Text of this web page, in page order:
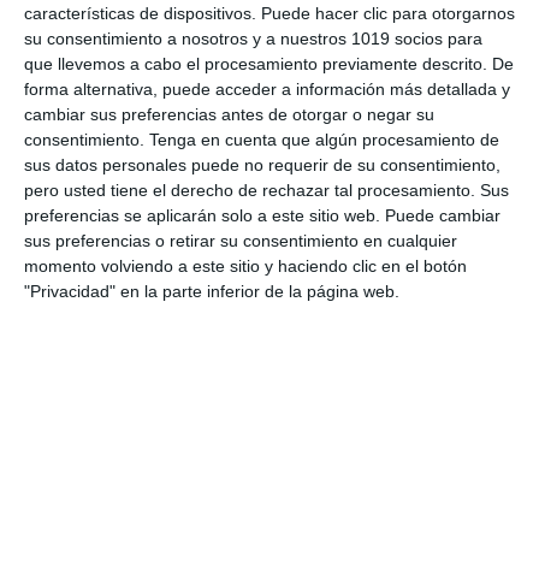
características de dispositivos. Puede hacer clic para otorgarnos
su consentimiento a nosotros y a nuestros 1019 socios para
que llevemos a cabo el procesamiento previamente descrito. De
forma alternativa, puede acceder a información más detallada y
cambiar sus preferencias antes de otorgar o negar su
consentimiento. Tenga en cuenta que algún procesamiento de
sus datos personales puede no requerir de su consentimiento,
pero usted tiene el derecho de rechazar tal procesamiento. Sus
preferencias se aplicarán solo a este sitio web. Puede cambiar
sus preferencias o retirar su consentimiento en cualquier
momento volviendo a este sitio y haciendo clic en el botón
"Privacidad" en la parte inferior de la página web.
entre ambas correcciones, se realizará una
tercera revisión, lo que asegura un proceso
más justo y preciso.
Fomento del pensamiento crítico y la
creatividad: La PAU 2025 pone énfasis en
la evaluación de competencias clave como
el pensamiento crítico, la resolución de
problemas y la creatividad. Los exámenes
están diseñados para evaluar no solo lo que